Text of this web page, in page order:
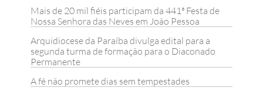
Mais de 20 mil fiéis participam da 441ª Festa de
Nossa Senhora das Neves em João Pessoa
Arquidiocese da Paraíba divulga edital para a
segunda turma de formação para o Diaconado
Permanente
A fé não promete dias sem tempestades